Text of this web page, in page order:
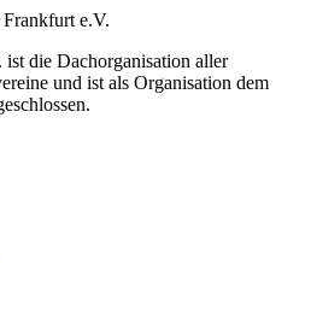
e.V.
die Dachorganisation aller
und ist als Organisation dem